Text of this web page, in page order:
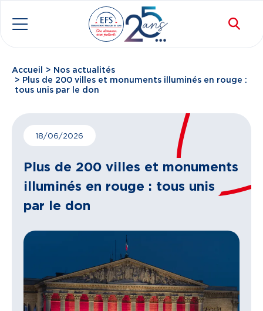
Aller au contenu principal
Fil d'Ariane
Accueil
Nos actualités
Plus de 200 villes et monuments illuminés en rouge :
tous unis par le don
18/06/2026
Plus de 200 villes et monuments
illuminés en rouge : tous unis
par le don